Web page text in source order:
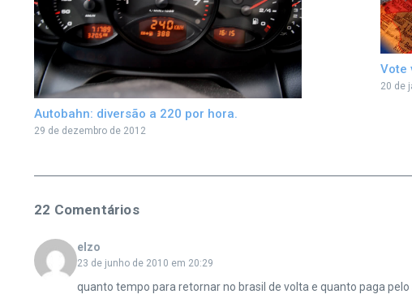
Autobahn: diversão a 220 por hora.
29 de dezembro de 2012
Vote
20 de
22 Comentários
elzo
23 de junho de 2010 em 20:29
quanto tempo para retornar no brasil de volta e quanto paga